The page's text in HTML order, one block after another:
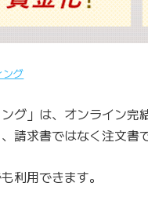
ング
ング」は、オンライン
請求書ではなく注文書
利用できます。